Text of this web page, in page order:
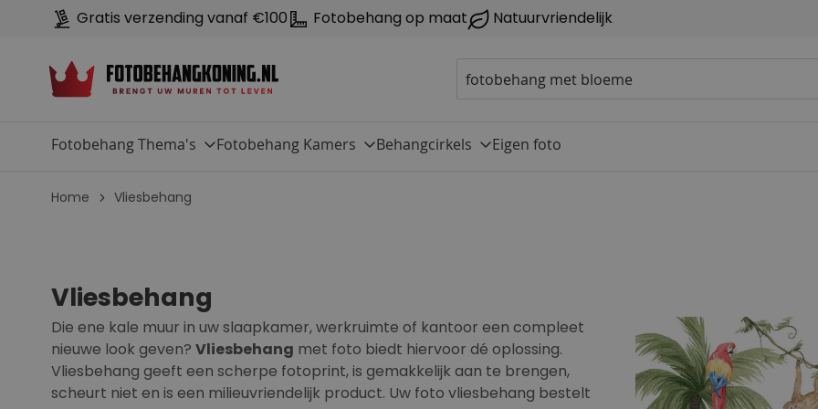
Gratis verzending vanaf €100 Fotobehang op maat Natuurvriendelijk
Fotobehang Thema's Fotobehang Kamers Behangcirkels Eigen foto
Home Vliesbehang
Vliesbehang
Die ene kale muur in uw slaapkamer, werkruimte of kantoor een compleet
nieuwe look geven? Vliesbehang met foto biedt hiervoor dé oplossing.
Vliesbehang geeft een scherpe fotoprint, is gemakkelijk aan te brengen,
scheurt niet en is een milieuvriendelijk product. Uw foto vliesbehang bestelt